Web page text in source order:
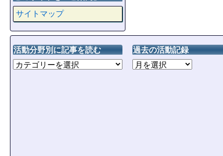
サイトマップ
活動分野別に記事を読む 過去の活動記録